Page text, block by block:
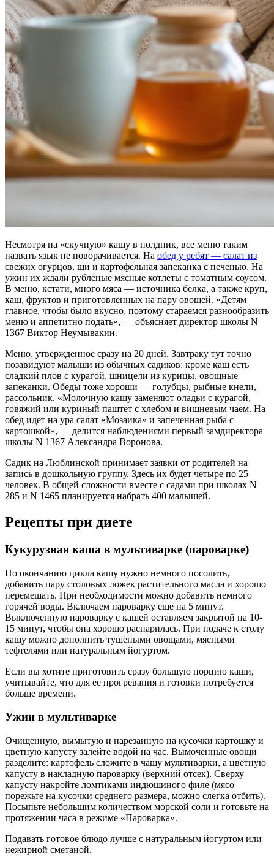
Несмотря на «скучную» кашу в полдник, все меню таким
назвать язык не поворачивается. На обед у ребят — салат из
свежих огурцов, щи и картофельная запеканка с печенью. На
ужин их ждали рубленые мясные котлеты с томатным соусом.
В меню, кстати, много мяса — источника белка, а также круп,
каш, фруктов и приготовленных на пару овощей. «Детям
главное, чтобы было вкусно, поэтому стараемся разнообразить
меню и аппетитно подать», — объясняет директор школы N
1367 Виктор Неумывакин.
Меню, утвержденное сразу на 20 дней. Завтраку тут точно
позавидуют малыши из обычных садиков: кроме каш есть
сладкий плов с курагой, шницели из курицы, овощные
запеканки. Обеды тоже хороши — голубцы, рыбные кнели,
рассольник. «Молочную кашу заменяют оладьи с курагой,
говяжий или куриный паштет с хлебом и вишневым чаем. На
обед идет на ура салат «Мозаика» и запеченная рыба с
картошкой», — делится наблюдениями первый замдиректора
школы N 1367 Александра Воронова.
Садик на Люблинской принимает заявки от родителей на
запись в дошкольную группу. Здесь их будет четыре по 25
человек. В общей сложности вместе с садами при школах N
285 и N 1465 планируется набрать 400 малышей.
Рецепты при диете
Кукурузная каша в мультиварке (пароварке)
По окончанию цикла кашу нужно немного посолить,
добавить пару столовых ложек растительного масла и хорошо
перемешать. При необходимости можно добавить немного
горячей воды. Включаем пароварку еще на 5 минут.
Выключенную пароварку с кашей оставляем закрытой на 10-
15 минут, чтобы она хорошо распарилась. При подаче к столу
кашу можно дополнить тушеными овощами, мясными
тефтелями или натуральным йогуртом.
Если вы хотите приготовить сразу большую порцию каши,
учитывайте, что для ее прогревания и готовки потребуется
больше времени.
Ужин в мультиварке
Очищенную, вымытую и нарезанную на кусочки картошку и
цветную капусту залейте водой на час. Вымоченные овощи
разделите: картофель сложите в чашу мультиварки, а цветную
капусту в накладную пароварку (верхний отсек). Сверху
капусту накройте ломтиками индюшиного филе (мясо
порежьте на кусочки среднего размера, можно слегка отбить).
Посыпьте небольшим количеством морской соли и готовьте на
протяжении часа в режиме «Пароварка».
Подавать готовое блюдо лучше с натуральным йогуртом или
нежирной сметаной.